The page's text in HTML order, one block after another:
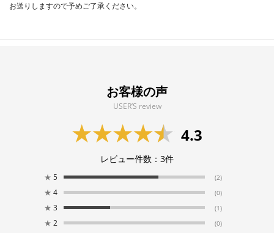
お送りしますので予めご了承ください。
お客様の声
USER’S review
4.3
レビュー件数： 3件
★ 5 (2)
★ 4 (0)
★ 3 (1)
★ 2 (0)